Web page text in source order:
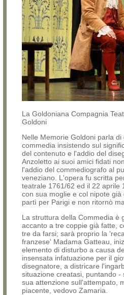
La Goldoniana Compagnia
Goldoni
Nelle Memorie Goldoni parla di
commedia insistendo sul
del contenuto e l'addio del
Anzoletto ai suoi amici fidati
l'addio del commediografo al
veneziano. L'opera fu scritta
teatrale 1761/62 ed il 22 aprile
con sua moglie e col nipote già
partì per Parigi e non ritornò
La struttura della Commedia è
accanto a tre coppie già fatte,
tre da farsi; sarà proprio la
franzese' Madama Gatteau,
elemento di disturbo a causa
insensata infatuazione per il
disegnatore, a districare
situazione creatasi, puntando -
sua attenzione sull'attempato,
piacente, vedovo Zamaria.